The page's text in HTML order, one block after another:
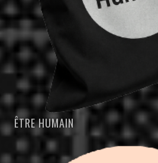
ÊTRE HUMAIN